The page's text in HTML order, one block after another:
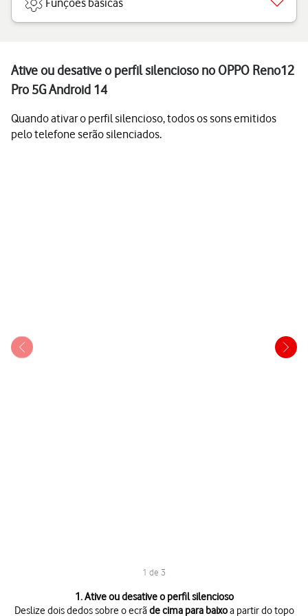
Funções básicas
Ative ou desative o perfil silencioso no OPPO Reno12
Pro 5G Android 14
Quando ativar o perfil silencioso, todos os sons emitidos
pelo telefone serão silenciados.
1 de 3
1. Ative ou desative o perfil silencioso
Deslize dois dedos sobre o ecrãde cima para baixoa partir do topo